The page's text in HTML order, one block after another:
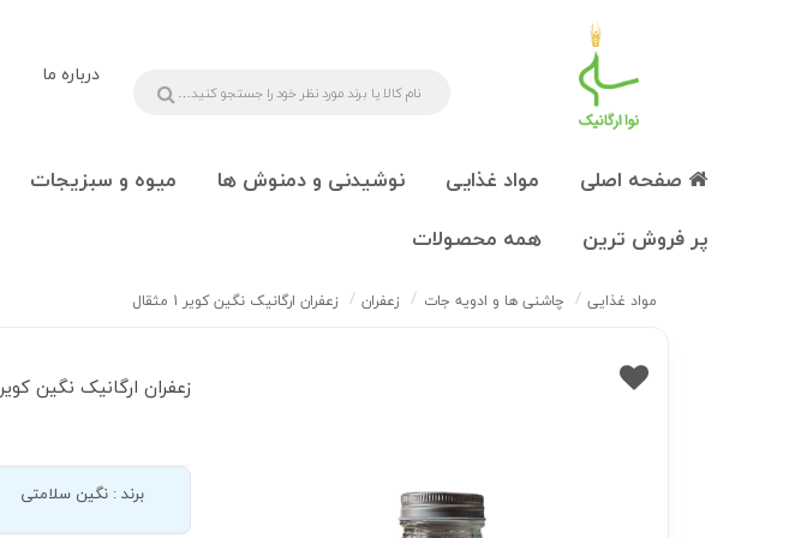
درباره ما
صفحه اصلی مواد غذایی نوشیدنی و دمنوش ها میوه و سبزیجات
پر فروش ترین
همه محصولات
مواد غذایی چاشنی ها و ادویه جات زعفران زعفران ارگانیک نگین کویر 1 مثقال
زعفران ارگانیک نگین کویر 1 مثقال
برند:نگین سلامتی